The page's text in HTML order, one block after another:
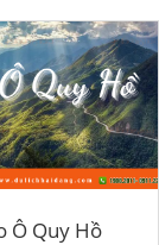
Ô Quy Hồ